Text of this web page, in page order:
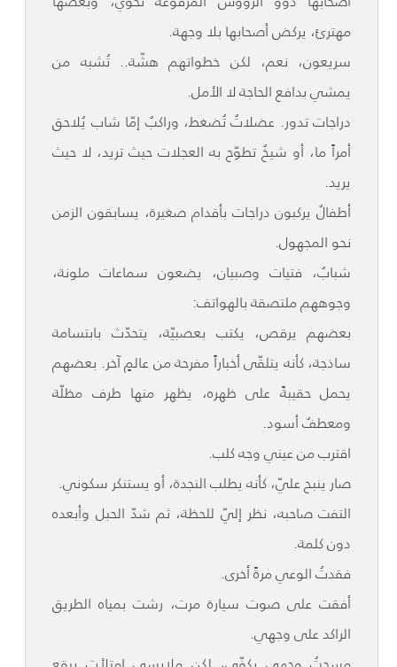
مهترئ، يركض أصحابها بلا وجهة.
سريعون، نعم، لكن خطواتهم هشّة.. تُشبه من
يمشي بدافع الحاجة لا الأمل.
دراجات تدور. عضلاتٌ تُضغط، وراكبٌ إمّا شاب يُلاحق
أمراً ما، أو شيخٌ تطوّح به العجلات حيث تريد، لا حيث
يريد.
أطفالٌ يركبون دراجات بأقدام صغيرة، يسابقون الزمن
نحو المجهول.
شبابٌ، فتيات وصبيان، يضعون سماعات ملونة،
وجوههم ملتصقة بالهواتف:
بعضهم يرقص، يكتب بعصبيّة، يتحدّث بابتسامة
ساذجة، كأنه يتلقّى أخباراً مفرحة من عالمٍ آخر. بعضهم
يحمل حقيبةً على ظهره، يظهر منها طرف مظلّة
ومعطفٌ أسود.
اقترب من عيني وجه كلب.
صار ينبح عليّ، كأنه يطلب النجدة، أو يستنكر سكوني.
التفت صاحبه، نظر إليّ للحظة، ثم شدّ الحبل وأبعده
دون كلمة.
فقدتُ الوعي مرةً أخرى.
أفقت على صوت سيارة مرت، رشت بمياه الطريق
الراكد على وجهي.